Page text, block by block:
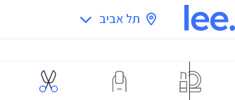
תל אביב